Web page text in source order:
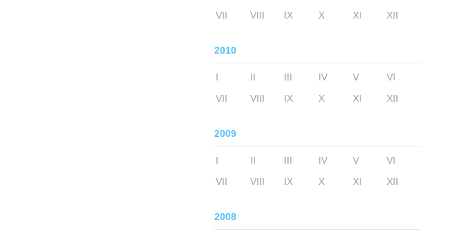
VII
VIII IX X XI XII
2010
I II III IV V
VI
VII
VIII IX X XI XII
2009
I II III IV V
VI
VII
VIII IX X XI XII
2008